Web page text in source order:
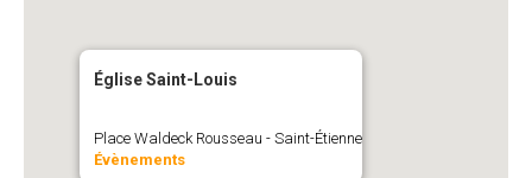
Église Saint-Louis
Place Waldeck Rousseau - Saint-Étienne
Évènements